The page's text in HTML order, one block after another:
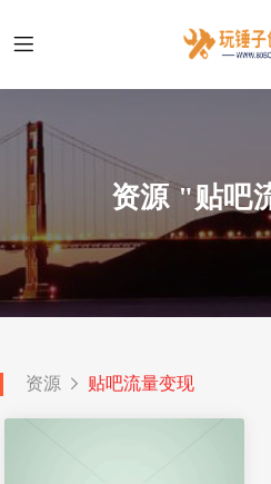
资源 "贴吧
资源 贴吧流量变现